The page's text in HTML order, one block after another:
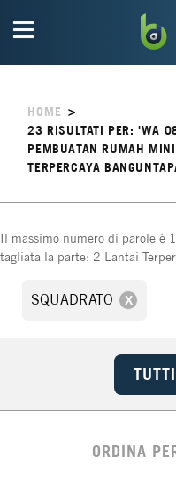
HOME >
23RISULTATI PER: 'WA
PEMBUATAN RUMAH
TERPERCAYA
Il massimo numero di parole è
tagliata la parte: 2 Lantai
SQUADRATO
ORDINA